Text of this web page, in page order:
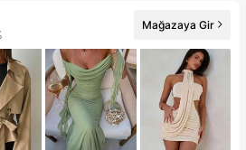
Mağazaya Gir